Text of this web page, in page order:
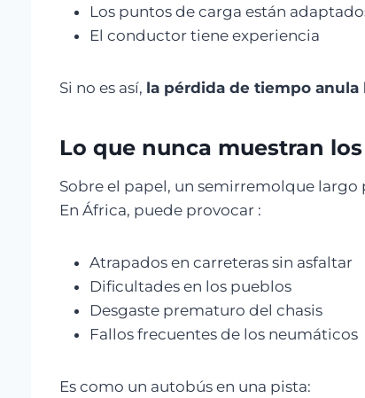
Los puntos de carga están
El conductor tiene experiencia
Si no es así, la pérdida de tiempo anula
Lo que nunca muestran
Sobre el papel, un semirremolque
En África, puede provocar :
Atrapados en carreteras sin asfaltar
Dificultades en los pueblos
Desgaste prematuro del chasis
Fallos frecuentes de los neumáticos
Es como un autobús en una pista: